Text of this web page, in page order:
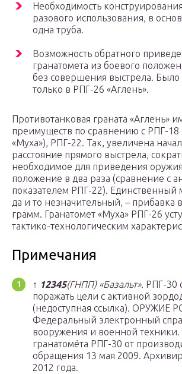
Необходимость
разового использования, в
одна труба.
Возможность обратного
гранатомета из боевого
без совершения выстрела. Было
только в РПГ-26 «Аглень».
Противотанковая граната «Аглень»
преимуществ по сравнению с РПГ-18
«Муха»), РПГ-22. Так, увеличена
расстояние прямого выстрела,
необходимое для приведения
положение в два раза (сравнение с
показателем РПГ-22). Единственный
да и то незначительный, – прибавка
грамм. Гранатомет «Муха» РПГ-26
тактико-технологическим
Примечания
↑ 12345(ГНПП) «Базальт». РПГ-30
поражать цели с активной
(недоступная ссылка). ОРУЖИЕ
Федеральный электронный
вооружения и военной
гранатомёта РПГ-30 от
обращения 13 мая 2009.
2012 года.